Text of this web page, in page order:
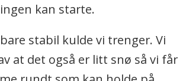
kan starte.
stabil kulde vi trenger. Vi
at det også er litt snø så vi får